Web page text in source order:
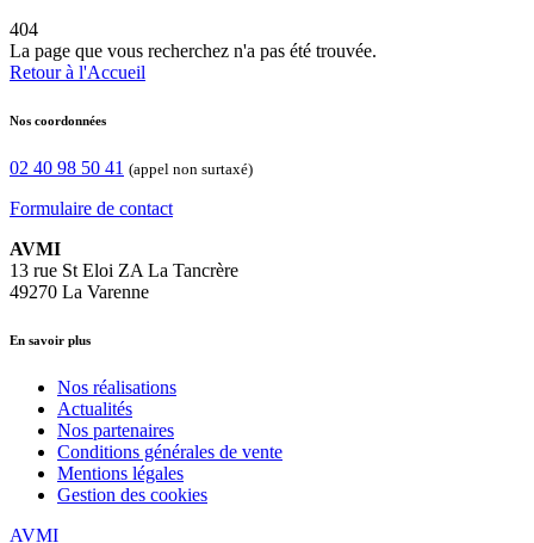
404
La page que vous recherchez n'a pas été trouvée.
Retour à l'Accueil
Nos coordonnées
02 40 98 50 41 (appel non surtaxé)
Formulaire de contact
AVMI
13 rue St Eloi ZA La Tancrère
49270 La Varenne
En savoir plus
Nos réalisations
Actualités
Nos partenaires
Conditions générales de vente
Mentions légales
Gestion des cookies
AVMI